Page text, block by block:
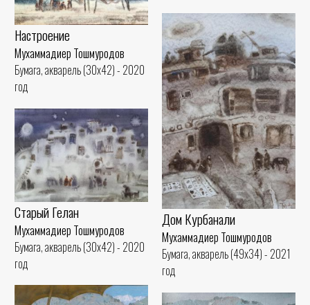
Настроение
Мухаммадиер Тошмуродов
Бумага, акварель (30x42) - 2020
год
Дом Курбанали
Мухаммадиер Тошмуродов
Бумага, акварель (49x34) - 2021
год
Старый Гелан
Мухаммадиер Тошмуродов
Бумага, акварель (30x42) - 2020
год